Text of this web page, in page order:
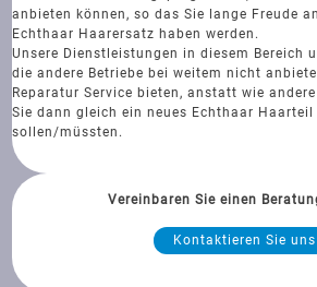
anbieten können, so das Sie lange Freude
Echthaar Haarersatz haben werden.
Unsere Dienstleistungen in diesem Bereich
die andere Betriebe bei weitem nicht
Reparatur Service bieten, anstatt wie
Sie dann gleich ein neues Echthaar Haarteil
sollen/müssten.
Vereinbaren Sie einen
Kontaktieren Sie uns